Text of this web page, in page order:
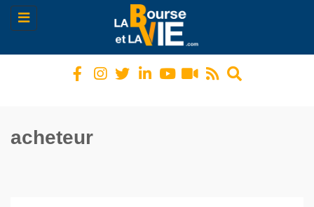
Toggle
navigation
acheteur